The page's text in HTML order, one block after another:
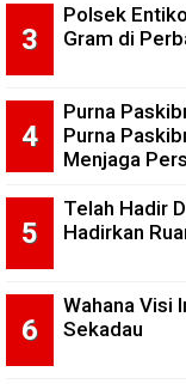
Polsek
Gram di
Purna
Purna
Menjaga
Telah Hadir
Hadirkan
Wahana Visi
Sekadau